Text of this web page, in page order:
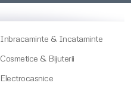
Inbracaminte & Incataminte
Cosmetice & Bijuterii
Electrocasnice